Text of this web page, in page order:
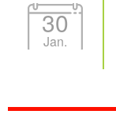
30
Jan.